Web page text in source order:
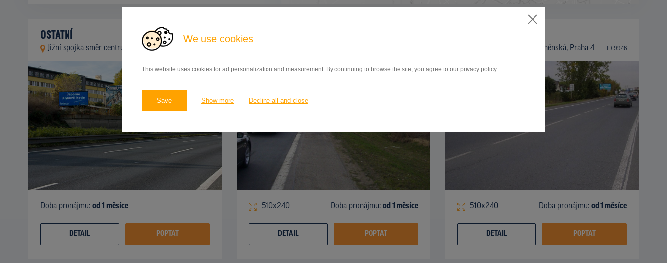
We use cookies
This website uses cookies for ad personalization and measurement. By continuing to browse the site, you agree to our privacy policy..
Save Show more Decline all and close
OSTATNÍ
Jižní spojka směr centrum, Praha 4
Doba pronájmu: od 1 měsíce
DETAIL POPTAT
BILLBOARD
510x240 Doba pronájmu: od 1 měsíce
DETAIL POPTAT
Kunratická spojka sm. Brněnská, Praha 4 ID 9946
510x240 Doba pronájmu: od 1 měsíce
DETAIL POPTAT